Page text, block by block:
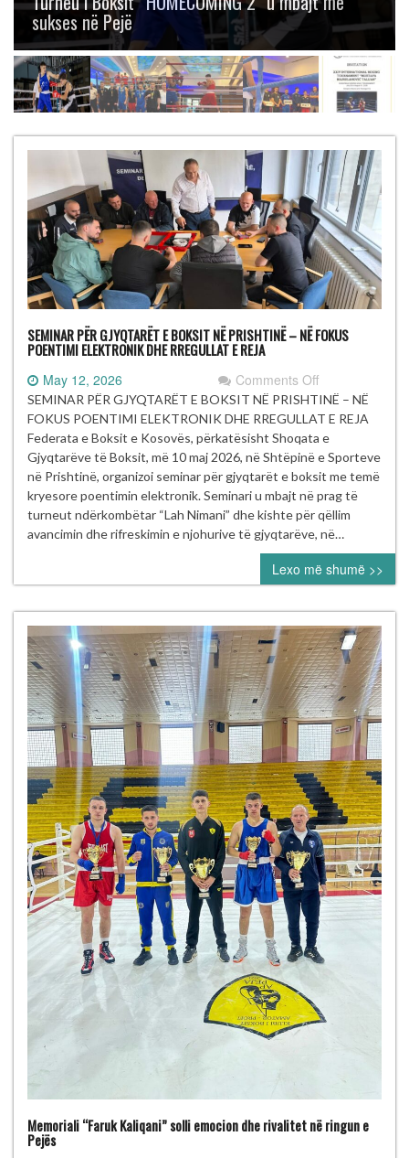
gjashtë medalje
SEMINAR PËR GJYQTARËT E BOKSIT NË PRISHTINË – NË FOKUS
POENTIMI ELEKTRONIK DHE RREGULLAT E REJA
May 12, 2026 Comments Offon
SEMINAR
PËR
GJYQTARËT
E
BOKSIT
NË
PRISHTINË
–
NË
FOKUS
POENTIMI
ELEKTRONIK
DHE
RREGULLAT
E
REJA
SEMINAR PËR GJYQTARËT E BOKSIT NË PRISHTINË – NË
FOKUS POENTIMI ELEKTRONIK DHE RREGULLAT E REJA
Federata e Boksit e Kosovës, përkatësisht Shoqata e
Gjyqtarëve të Boksit, më 10 maj 2026, në Shtëpinë e Sporteve
në Prishtinë, organizoi seminar për gjyqtarët e boksit me temë
kryesore poentimin elektronik. Seminari u mbajt në prag të
turneut ndërkombëtar “Lah Nimani” dhe kishte për qëllim
avancimin dhe rifreskimin e njohurive të gjyqtarëve, në…
Lexo më shumë >>
Memoriali “Faruk Kaliqani” solli emocion dhe rivalitet në ringun e
Pejës